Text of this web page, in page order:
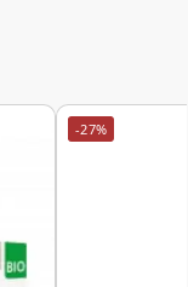
-27%